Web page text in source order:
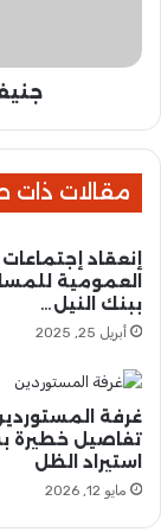
ر
ا
م
س
ا
ع
ا
ت
ا
ج
ت
ن
ن
ل
ل
ب
ه
ا
ن
مقالات ذات
إنعقاد
العمومية
ببنك النيل…
أبريل 25, 2025
غرفة
تفاصيل خطيرة
استيراد الظل
مايو 12, 2026